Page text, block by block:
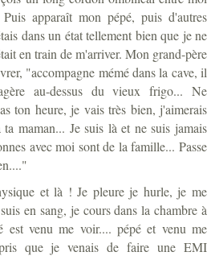
apparaît mon pépé, puis d'autres
dans un état tellement bien que je ne
en train de m'arriver. Mon grand-père
"accompagne mémé dans la cave, il
au-dessus du vieux frigo... Ne
ton heure, je vais très bien, j'aimerais
ta maman... Je suis là et ne suis jamais
avec moi sont de la famille... Passe
et là ! Je pleure je hurle, je me
en sang, je cours dans la chambre à
est venu me voir.... pépé et venu me
que je venais de faire une EMI